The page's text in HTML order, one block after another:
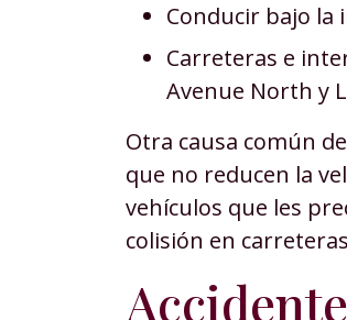
Conducir bajo la
Carreteras e
Avenue North y
Otra causa común
que no reducen la
vehículos que les
colisión en